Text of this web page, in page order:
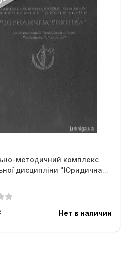
методичний комплекс
дисципліни "Юридична...
Нет в наличии